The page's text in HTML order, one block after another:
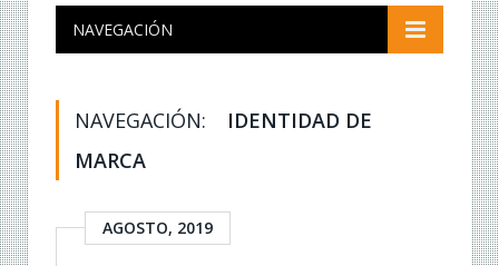
NAVEGACIÓN
NAVEGACIÓN:
IDENTIDAD DE
MARCA
AGOSTO, 2019